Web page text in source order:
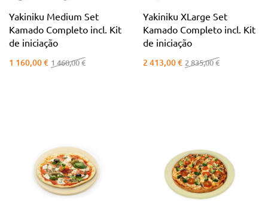
Yakiniku Medium Set
Kamado Completo incl. Kit
de iniciação
1 160,00 € 1 460,00 €
Yakiniku XLarge Set
Kamado Completo incl. Kit
de iniciação
2 413,00 € 2 835,00 €